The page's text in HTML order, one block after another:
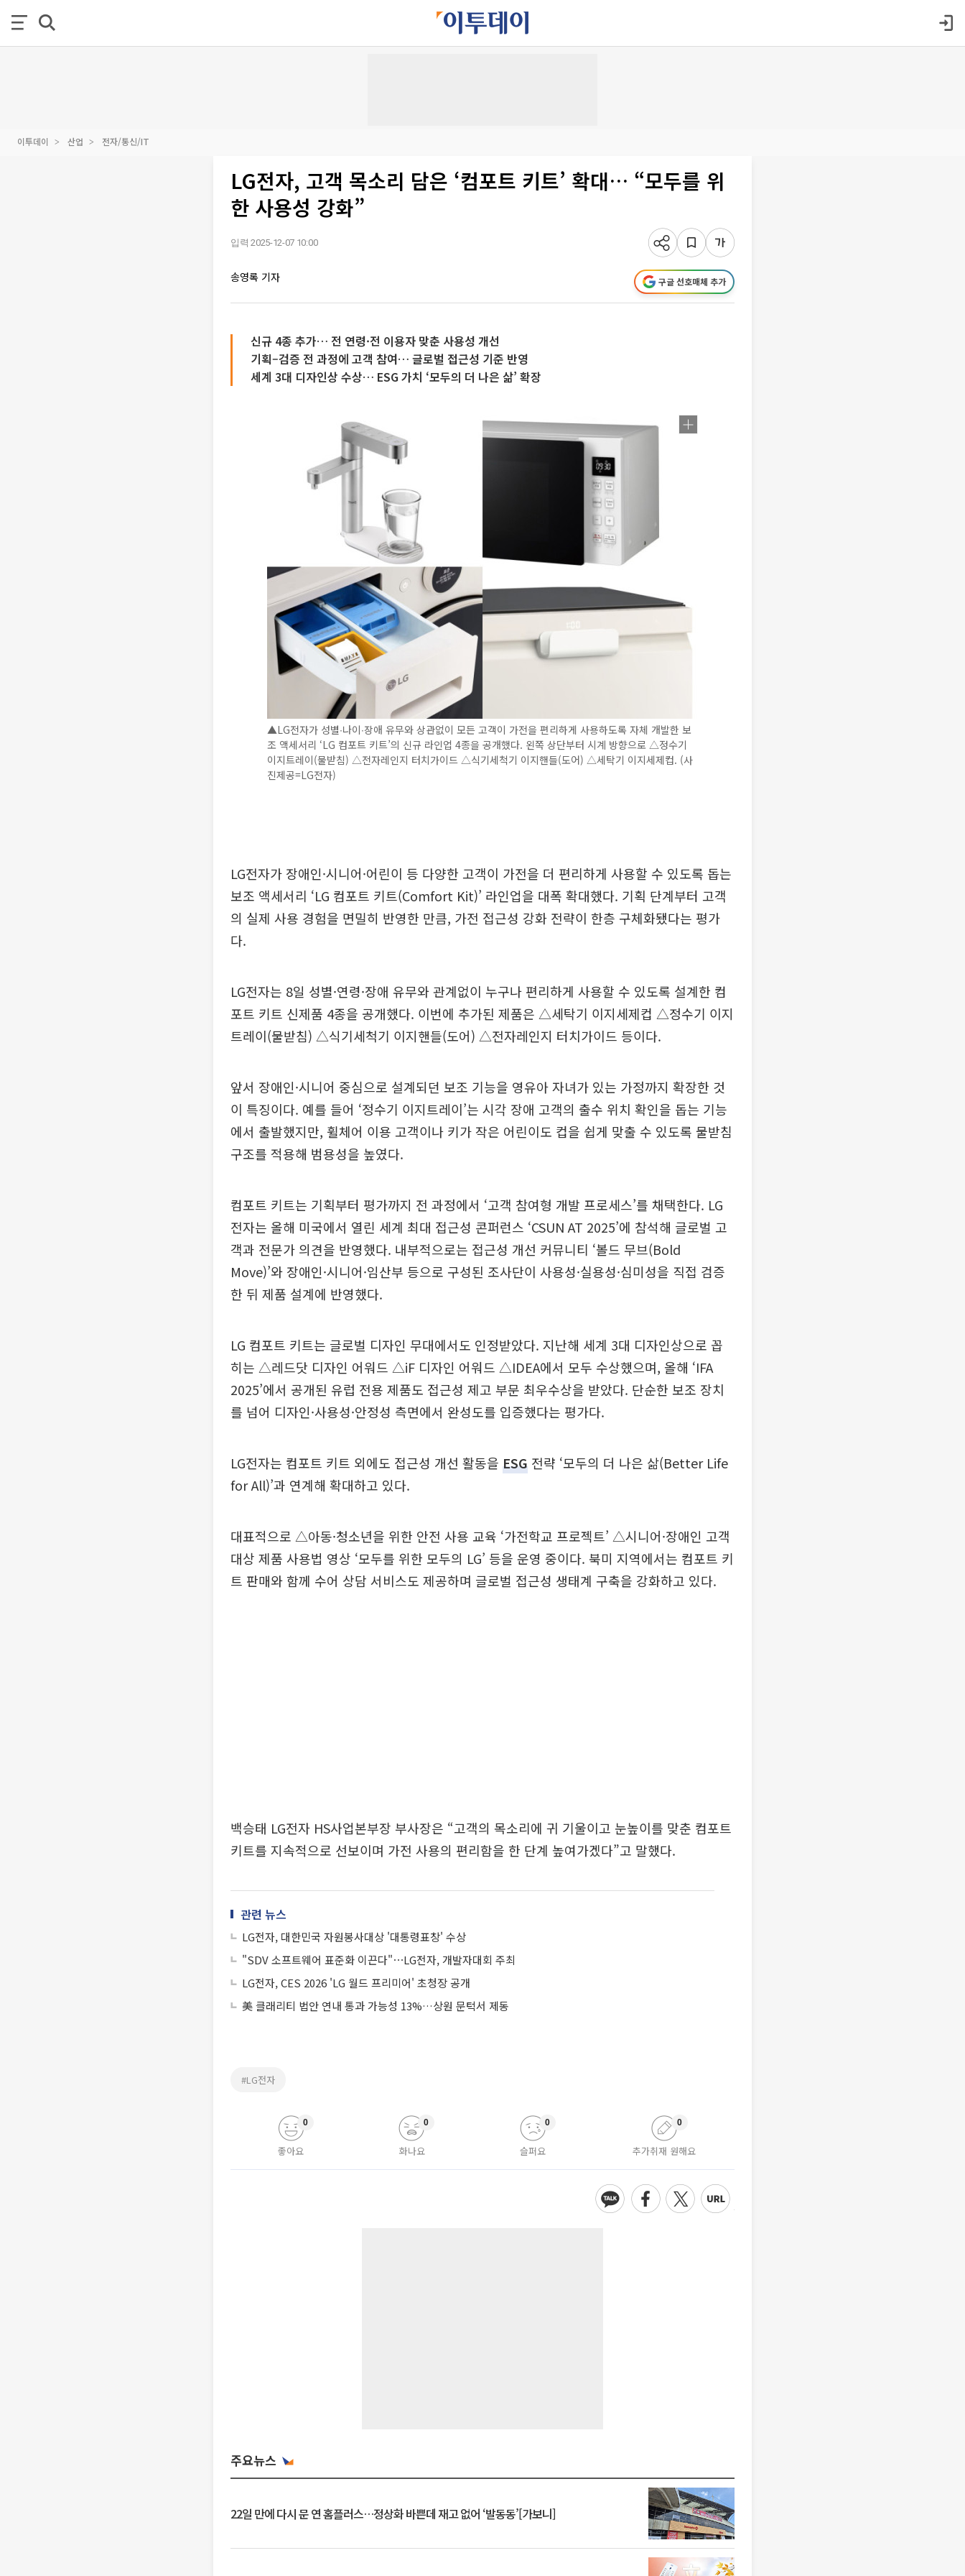
이투데이 산업 전자/통신/IT
LG전자, 고객 목소리 담은 ‘컴포트 키트’ 확대… “모두를 위
한 사용성 강화”
입력 2025-12-07 10:00
송영록 기자 구글 선호매체 추가
신규 4종 추가… 전 연령·전 이용자 맞춘 사용성 개선
기획–검증 전 과정에 고객 참여… 글로벌 접근성 기준 반영
세계 3대 디자인상 수상… ESG 가치 ‘모두의 더 나은 삶’ 확장
▲LG전자가 성별∙나이∙장애 유무와 상관없이 모든 고객이 가전을 편리하게 사용하도록 자체 개발한 보
조 액세서리 ‘LG 컴포트 키트’의 신규 라인업 4종을 공개했다. 왼쪽 상단부터 시계 방향으로 △정수기
이지트레이(물받침) △전자레인지 터치가이드 △식기세척기 이지핸들(도어) △세탁기 이지세제컵. (사
진제공=LG전자)
LG전자가 장애인·시니어·어린이 등 다양한 고객이 가전을 더 편리하게 사용할 수 있도록 돕는
보조 액세서리 ‘LG 컴포트 키트(Comfort Kit)’ 라인업을 대폭 확대했다. 기획 단계부터 고객
의 실제 사용 경험을 면밀히 반영한 만큼, 가전 접근성 강화 전략이 한층 구체화됐다는 평가
다.
LG전자는 8일 성별·연령·장애 유무와 관계없이 누구나 편리하게 사용할 수 있도록 설계한 컴
포트 키트 신제품 4종을 공개했다. 이번에 추가된 제품은 △세탁기 이지세제컵 △정수기 이지
트레이(물받침) △식기세척기 이지핸들(도어) △전자레인지 터치가이드 등이다.
앞서 장애인·시니어 중심으로 설계되던 보조 기능을 영유아 자녀가 있는 가정까지 확장한 것
이 특징이다. 예를 들어 ‘정수기 이지트레이’는 시각 장애 고객의 출수 위치 확인을 돕는 기능
에서 출발했지만, 휠체어 이용 고객이나 키가 작은 어린이도 컵을 쉽게 맞출 수 있도록 물받침
구조를 적용해 범용성을 높였다.
컴포트 키트는 기획부터 평가까지 전 과정에서 ‘고객 참여형 개발 프로세스’를 채택한다. LG
전자는 올해 미국에서 열린 세계 최대 접근성 콘퍼런스 ‘CSUN AT 2025’에 참석해 글로벌 고
객과 전문가 의견을 반영했다. 내부적으로는 접근성 개선 커뮤니티 ‘볼드 무브(Bold
Move)’와 장애인·시니어·임산부 등으로 구성된 조사단이 사용성·실용성·심미성을 직접 검증
한 뒤 제품 설계에 반영했다.
LG 컴포트 키트는 글로벌 디자인 무대에서도 인정받았다. 지난해 세계 3대 디자인상으로 꼽
히는 △레드닷 디자인 어워드 △iF 디자인 어워드 △IDEA에서 모두 수상했으며, 올해 ‘IFA
2025’에서 공개된 유럽 전용 제품도 접근성 제고 부문 최우수상을 받았다. 단순한 보조 장치
를 넘어 디자인·사용성·안정성 측면에서 완성도를 입증했다는 평가다.
LG전자는 컴포트 키트 외에도 접근성 개선 활동을 ESG 전략 ‘모두의 더 나은 삶(Better Life
for All)’과 연계해 확대하고 있다.
대표적으로 △아동·청소년을 위한 안전 사용 교육 ‘가전학교 프로젝트’ △시니어·장애인 고객
대상 제품 사용법 영상 ‘모두를 위한 모두의 LG’ 등을 운영 중이다. 북미 지역에서는 컴포트 키
트 판매와 함께 수어 상담 서비스도 제공하며 글로벌 접근성 생태계 구축을 강화하고 있다.
백승태 LG전자 HS사업본부장 부사장은 “고객의 목소리에 귀 기울이고 눈높이를 맞춘 컴포트
키트를 지속적으로 선보이며 가전 사용의 편리함을 한 단계 높여가겠다”고 말했다.
관련 뉴스
LG전자, 대한민국 자원봉사대상 '대통령표창' 수상
"SDV 소프트웨어 표준화 이끈다"⋯LG전자, 개발자대회 주최
LG전자, CES 2026 'LG 월드 프리미어' 초청장 공개
美 클래리티 법안 연내 통과 가능성 13%…상원 문턱서 제동
#LG전자
좋아요
0
화나요
0
슬퍼요
0
추가취재 원해요
0
주요뉴스
22일 만에 다시 문 연 홈플러스…정상화 바쁜데 재고 없어 ‘발동동’[가보니]